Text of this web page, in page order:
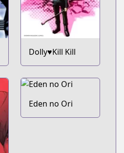
Dolly♥Kill Kill
Eden no Ori